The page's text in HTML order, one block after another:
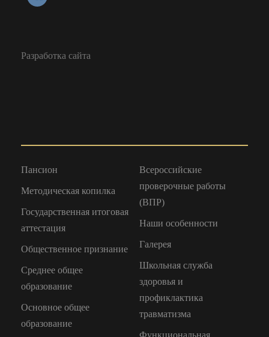
Разработка сайта
Пансион
Методическая копилка
Государственная итоговая
аттестация
Общественное признание
Среднее общее
образование
Основное общее
образование
Всероссийские
проверочные работы
(ВПР)
Наши особенности
Галерея
Школьная служба
здоровья и
профиклактика
травматизма
Функциональная